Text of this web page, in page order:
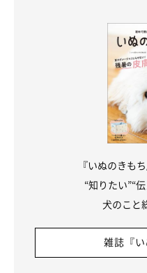
『いぬのきも
“知りたい”“
犬のこと
雑誌『い